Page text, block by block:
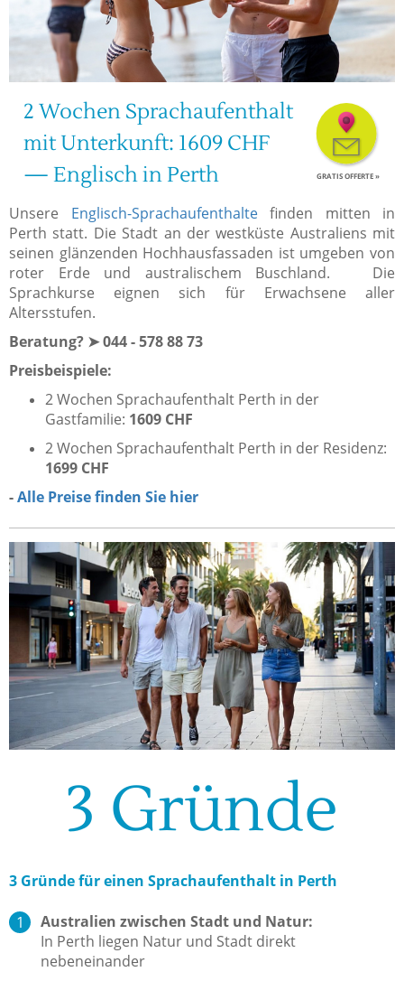
2 Wochen Sprachaufenthalt
mit Unterkunft: 1609 CHF
— Englisch in Perth
GRATIS OFFERTE »
Unsere Englisch-Sprachaufenthaltefinden mitten in
Perth statt. Die Stadt an der westküste Australiens mit
seinen glänzenden Hochhausfassaden ist umgeben von
roter Erde und australischem Buschland. Die
Sprachkurse eignen sich für Erwachsene aller
Altersstufen.
Beratung? ➤ 044 - 578 88 73
Preisbeispiele:
2 Wochen Sprachaufenthalt Perth in der
Gastfamilie: 1609 CHF
2 Wochen Sprachaufenthalt Perth in der Residenz:
1699 CHF
-Alle Preise finden Sie hier
3 Gründe
3 Gründe für einen Sprachaufenthalt in Perth
Australien zwischen Stadt und Natur:
In Perth liegen Natur und Stadt direkt
nebeneinander